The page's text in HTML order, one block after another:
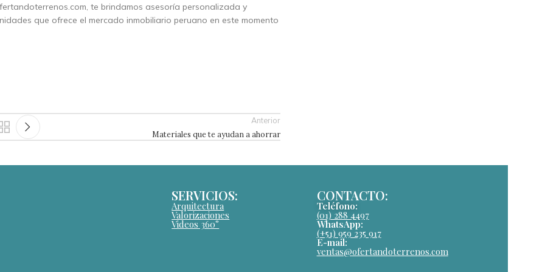
te brindamos asesoría personalizada y
que ofrece el mercado inmobiliario peruano en este momento
Anterior
Materiales que te ayudan a ahorrar
SERVICIOS:
Arquitectura
Valorizaciones
Videos 360°
CONTACTO:
Teléfono:
(01) 288 4497
WhatsApp:
(+51) 959 235 917
E-mail:
ventas@ofertandoterrenos.com